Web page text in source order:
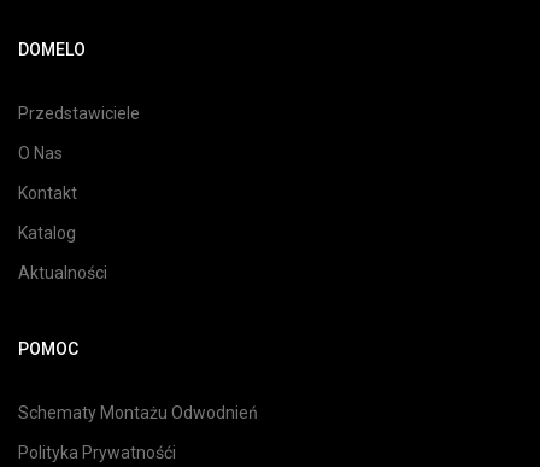
DOMELO
Przedstawiciele
O Nas
Kontakt
Katalog
Aktualności
POMOC
Schematy Montażu Odwodnień
Polityka Prywatnośći